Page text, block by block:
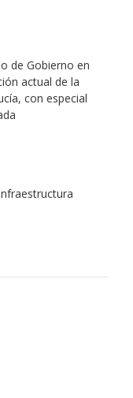
de Gobierno en
actual de la
con especial